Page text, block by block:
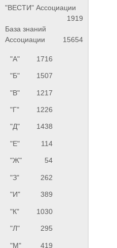
"ВЕСТИ" Ассоциации
1919
База знаний
Ассоциации
15654
"А" 1716
"Б" 1507
"В" 1217
"Г" 1226
"Д" 1438
"Е" 114
"Ж" 54
"З" 262
"И" 389
"К" 1030
"Л" 295
"М" 419